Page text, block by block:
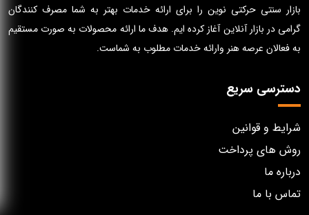
بازار سنتی حرکتی نوین را برای ارائه خدمات بهتر به شما مصرف کنندگان
گرامی در بازار آنلاین آغاز کرده ایم. هدف ما ارائه محصولات به صورت مستقیم
به فعالان عرصه هنر وارائه خدمات مطلوب به شماست.
دسترسی سریع
شرایط و قوانین
روش های پرداخت
درباره ما
تماس با ما